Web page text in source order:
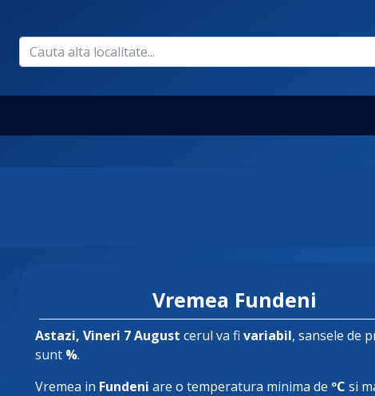
Vremea Fundeni
Astazi, Vineri 7 August cerul va fi variabil, sansele de
sunt %.
Vremea in Fundeni are o temperatura minima de ºC si